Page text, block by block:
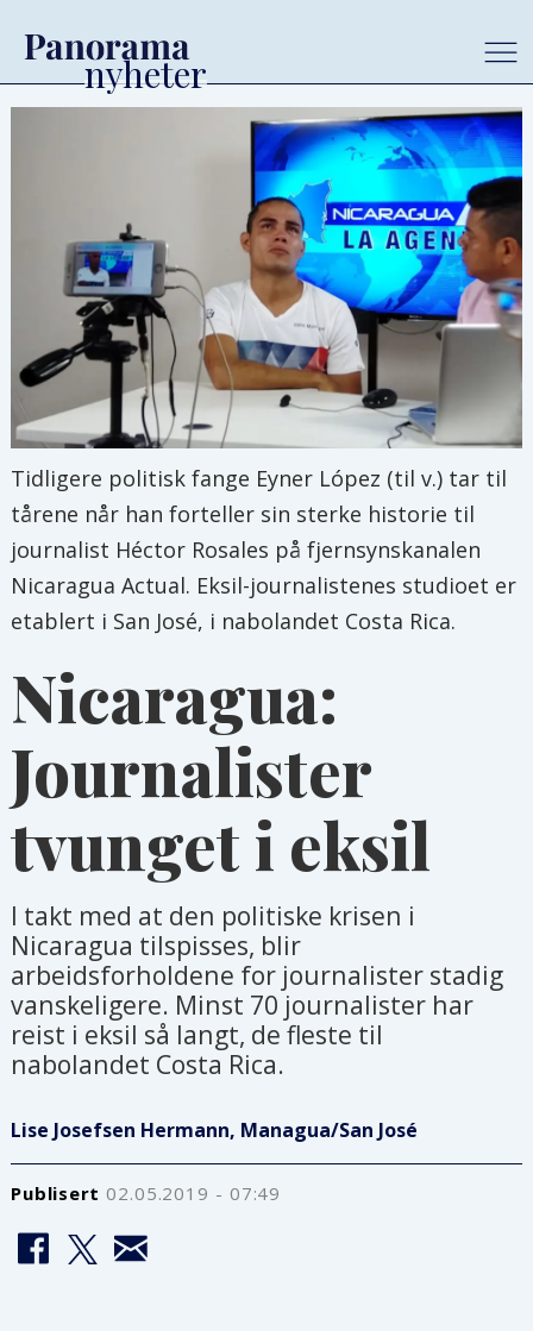
Tidligere politisk fange Eyner López (til v.) tar til
tårene når han forteller sin sterke historie til
journalist Héctor Rosales på fjernsynskanalen
Nicaragua Actual. Eksil-journalistenes studioet er
etablert i San José, i nabolandet Costa Rica.
Nicaragua:
Journalister
tvunget i eksil
I takt med at den politiske krisen i
Nicaragua tilspisses, blir
arbeidsforholdene for journalister stadig
vanskeligere. Minst 70 journalister har
reist i eksil så langt, de fleste til
nabolandet Costa Rica.
Lise Josefsen Hermann, Managua/San José
Publisert 02.05.2019 - 07:49